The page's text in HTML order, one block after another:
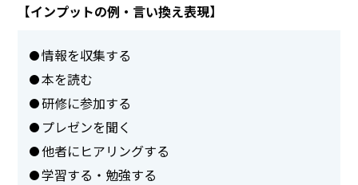
【インプットの例・言い換え表現】
情報を収集する
本を読む
研修に参加する
プレゼンを聞く
他者にヒアリングする
学習する・勉強する